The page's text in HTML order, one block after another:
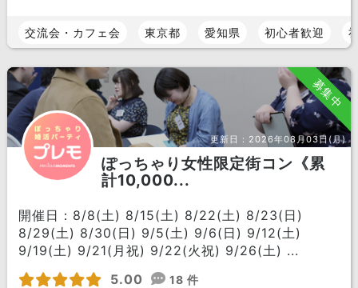
交流会・カフェ会 東京都 愛知県 初心者歓迎
募集中
更新日： 2026年08月03日(月)
ぽっちゃり女性限定街コン《累
計10,000...
開催日：8/8(土) 8/15(土) 8/22(土) 8/23(日)
8/29(土) 8/30(日) 9/5(土) 9/6(日) 9/12(土)
9/19(土) 9/21(月祝) 9/22(火祝) 9/26(土) ...
5.00
18 件